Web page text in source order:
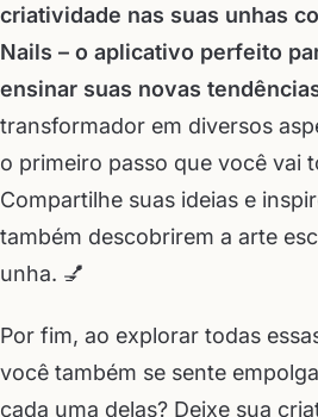
criatividade nas suas unhas
Nails – o aplicativo perfeito
ensinar suas novas
transformador em diversos
o primeiro passo que você vai
Compartilhe suas ideias e
também descobrirem a arte
unha. 💅
Por fim, ao explorar todas
você também se sente
cada uma delas? Deixe sua